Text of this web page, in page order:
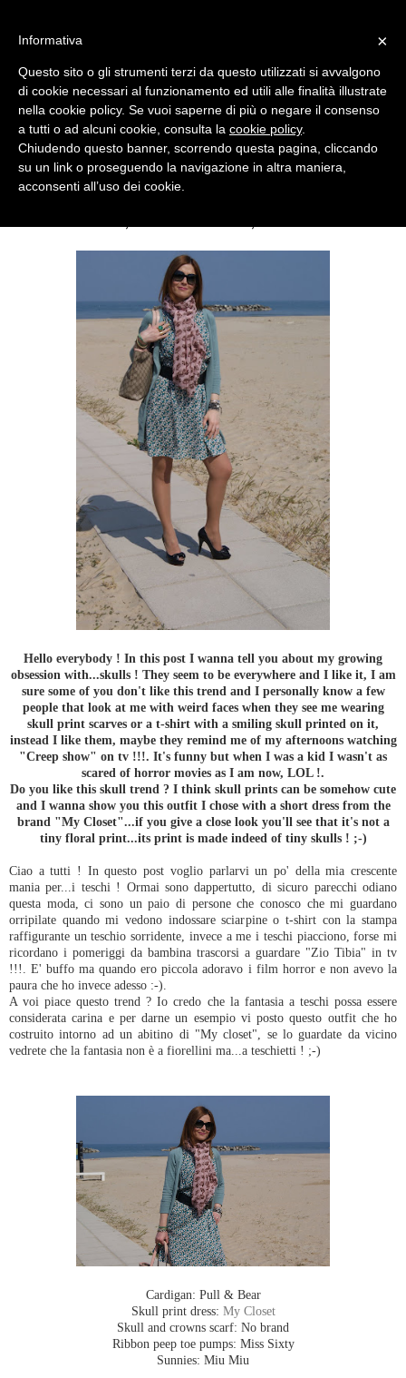
WEDNESDAY, MAY 11, 2011
Hello everybody ! In this post I wanna tell you about my growing
obsession with...skulls ! They seem to be everywhere and I like it, I am
sure some of you don't like this trend and I personally know a few
people that look at me with weird faces when they see me wearing
skull print scarves or a t-shirt with a smiling skull printed on it,
instead I like them, maybe they remind me of my afternoons watching
"Creep show" on tv !!!. It's funny but when I was a kid I wasn't as
scared of horror movies as I am now, LOL !.
Do you like this skull trend ? I think skull prints can be somehow cute
and I wanna show you this outfit I chose with a short dress from the
brand "My Closet"...if you give a close look you'll see that it's not a
tiny floral print...its print is made indeed of tiny skulls ! ;-)
Ciao a tutti ! In questo post voglio parlarvi un po' della mia crescente
mania per...i teschi ! Ormai sono dappertutto, di sicuro parecchi odiano
questa moda, ci sono un paio di persone che conosco che mi guardano
orripilate quando mi vedono indossare sciarpine o t-shirt con la stampa
raffigurante un teschio sorridente, invece a me i teschi piacciono, forse mi
ricordano i pomeriggi da bambina trascorsi a guardare "Zio Tibia" in tv
!!!. E' buffo ma quando ero piccola adoravo i film horror e non avevo la
paura che ho invece adesso :-).
A voi piace questo trend ? Io credo che la fantasia a teschi possa essere
considerata carina e per darne un esempio vi posto questo outfit che ho
costruito intorno ad un abitino di "My closet", se lo guardate da vicino
vedrete che la fantasia non è a fiorellini ma...a teschietti ! ;-)
Cardigan: Pull & Bear
Skull print dress: My Closet
Skull and crowns scarf: No brand
Ribbon peep toe pumps: Miss Sixty
Sunnies: Miu Miu
×
Informativa
Questo sito o gli strumenti terzi da questo utilizzati si avvalgono
di cookie necessari al funzionamento ed utili alle finalità illustrate
nella cookie policy. Se vuoi saperne di più o negare il consenso
a tutti o ad alcuni cookie, consulta la cookie policy.
Chiudendo questo banner, scorrendo questa pagina, cliccando
su un link o proseguendo la navigazione in altra maniera,
acconsenti all’uso dei cookie.